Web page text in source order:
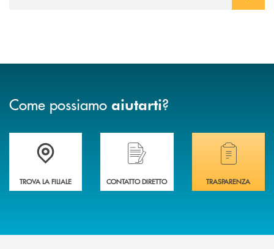
Come possiamo aiutarti?
Accedi all' elenco completo delle filiali di Banca di Caraglio.
TROVA LA FILIALE
Hai bisogno di assistenza immediata?
CONTATTO DIRETTO
Hai bisogno di
TRASPARENZA